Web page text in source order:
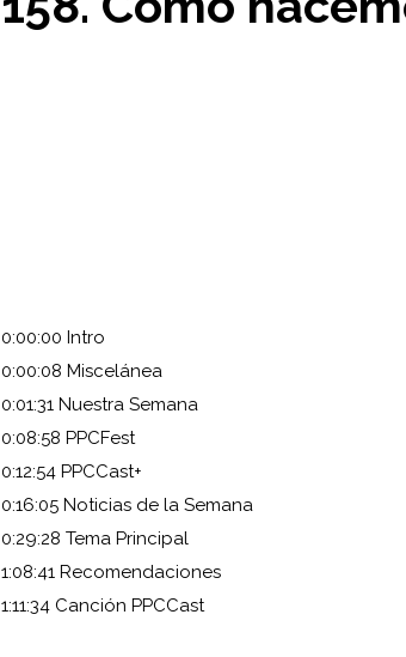
0:00:00 Intro
0:00:08 Miscelánea
0:01:31 Nuestra Semana
0:08:58 PPCFest
0:12:54 PPCCast+
0:16:05 Noticias de la Semana
0:29:28 Tema Principal
1:08:41 Recomendaciones
1:11:34 Canción PPCCast